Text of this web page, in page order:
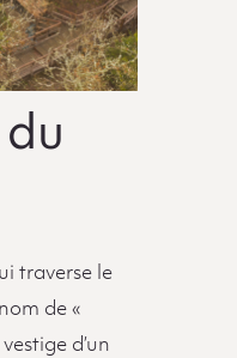
traverse le
de «
d’un